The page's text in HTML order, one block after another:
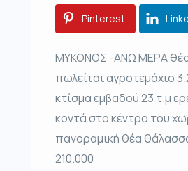
Pinterest
ΜΥΚΟΝΟΣ -ΑΝΩ ΜΕΡΑ
πωλείται αγροτεμάχιο
κτίσμα εμβαδού 23 τ.μ
κοντά στο κέντρο του
πανοραμική θέα
210.000